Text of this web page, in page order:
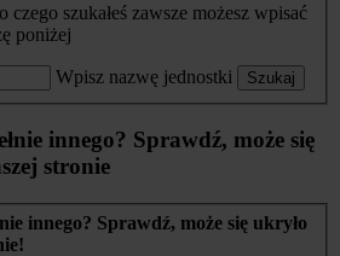
czego szukałeś zawsze możesz wpisać
poniżej
Wpisz nazwę jednostki Szukaj
innego? Sprawdź, może się
stronie
innego? Sprawdź, może się ukryło